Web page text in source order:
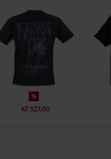
%
Kč 527,00